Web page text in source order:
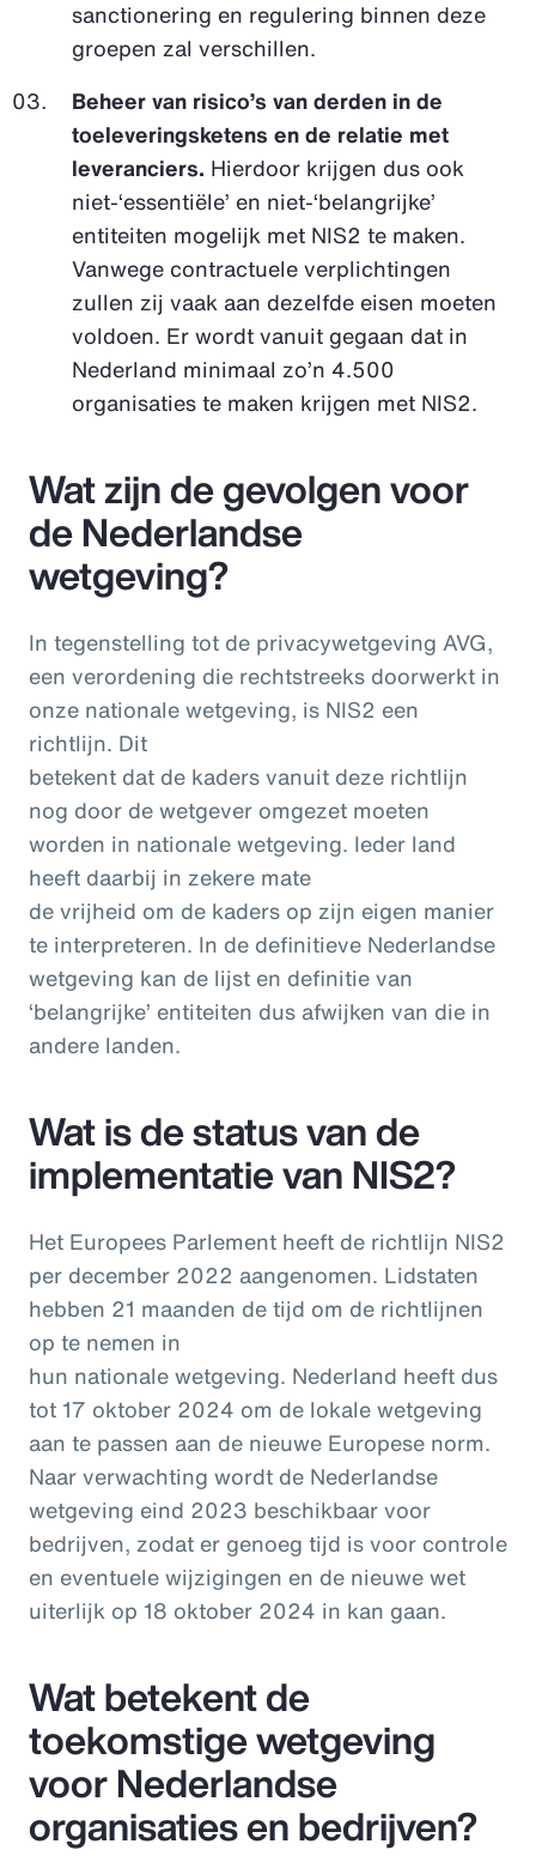
sanctionering en regulering binnen deze
groepen zal verschillen.
Beheer van risico’s van derden in de
toeleveringsketens en de relatie met
leveranciers. Hierdoor krijgen dus ook
niet-‘essentiële’ en niet-‘belangrijke’
entiteiten mogelijk met NIS2 te maken.
Vanwege contractuele verplichtingen
zullen zij vaak aan dezelfde eisen moeten
voldoen. Er wordt vanuit gegaan dat in
Nederland minimaal zo’n 4.500
organisaties te maken krijgen met NIS2.
Wat zijn de gevolgen voor
de Nederlandse
wetgeving?
In tegenstelling tot de privacywetgeving AVG,
een verordening die rechtstreeks doorwerkt in
onze nationale wetgeving, is NIS2 een
richtlijn. Dit
betekent dat de kaders vanuit deze richtlijn
nog door de wetgever omgezet moeten
worden in nationale wetgeving. Ieder land
heeft daarbij in zekere mate
de vrijheid om de kaders op zijn eigen manier
te interpreteren. In de definitieve Nederlandse
wetgeving kan de lijst en definitie van
‘belangrijke’ entiteiten dus afwijken van die in
andere landen.
Wat is de status van de
implementatie van NIS2?
Het Europees Parlement heeft de richtlijn NIS2
per december 2022 aangenomen. Lidstaten
hebben 21 maanden de tijd om de richtlijnen
op te nemen in
hun nationale wetgeving. Nederland heeft dus
tot 17 oktober 2024 om de lokale wetgeving
aan te passen aan de nieuwe Europese norm.
Naar verwachting wordt de Nederlandse
wetgeving eind 2023 beschikbaar voor
bedrijven, zodat er genoeg tijd is voor controle
en eventuele wijzigingen en de nieuwe wet
uiterlijk op 18 oktober 2024 in kan gaan.
Wat betekent de
toekomstige wetgeving
voor Nederlandse
organisaties en bedrijven?